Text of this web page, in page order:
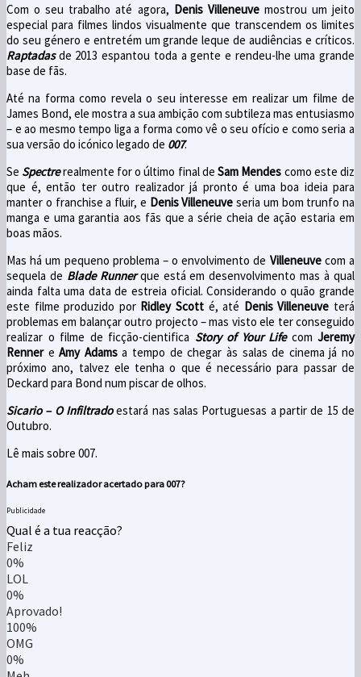
Com o seu trabalho até agora, Denis Villeneuvemostrou um jeito
especial para filmes lindos visualmente que transcendem os limites
do seu género e entretém um grande leque de audiências e críticos.
Raptadasde 2013 espantou toda a gente e rendeu-lhe uma grande
base de fãs.
Até na forma como revela o seu interesse em realizar um filme de
James Bond, ele mostra a sua ambição com subtileza mas entusiasmo
– e ao mesmo tempo liga a forma como vê o seu ofício e como seria a
sua versão do icónico legado de 007.
Se Spectrerealmente for o último final de Sam Mendes como este diz
que é, então ter outro realizador já pronto é uma boa ideia para
manter o franchise a fluir, e Denis Villeneuve seria um bom trunfo na
manga e uma garantia aos fãs que a série cheia de ação estaria em
boas mãos.
Mas há um pequeno problema – o envolvimento de Villeneuvecom a
sequela de Blade Runnerque está em desenvolvimento mas à qual
ainda falta uma data de estreia oficial. Considerando o quão grande
este filme produzido por Ridley Scott é, até Denis Villeneuve terá
problemas em balançar outro projecto – mas visto ele ter conseguido
realizar o filme de ficção-cientifica Story of Your Lifecom Jeremy
RennereAmy Adamsa tempo de chegar às salas de cinema já no
próximo ano, talvez ele tenha o que é necessário para passar de
Deckard para Bond num piscar de olhos.
Sicario – O Infiltradoestará nas salas Portuguesas a partir de 15 de
Outubro.
Lê mais sobre 007.
Acham este realizador acertado para 007?
Publicidade
Qual é a tua reacção?
Feliz
0%
LOL
0%
Aprovado!
100%
OMG
0%